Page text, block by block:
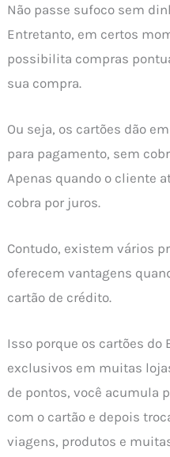
Não passe sufoco sem
Entretanto, em certos
possibilita compras
sua compra.
Ou seja, os cartões dão
para pagamento, sem
Apenas quando o cliente
cobra por juros.
Contudo, existem vários
oferecem vantagens
cartão de crédito.
Isso porque os cartões do
exclusivos em muitas
de pontos, você acumula
com o cartão e depois
viagens, produtos e